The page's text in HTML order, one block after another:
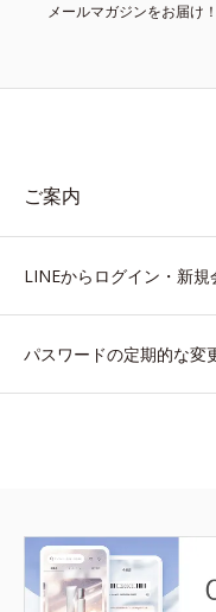
メールマガジンをお届け！
ご案内
LINEからログイン・新
パスワードの定期的な変